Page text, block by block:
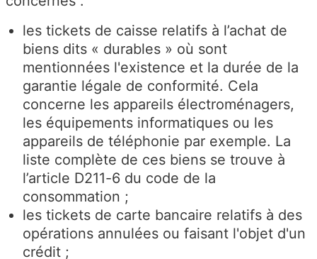
les tickets de caisse relatifs à l’achat de
biens dits « durables » où sont
mentionnées l'existence et la durée de la
garantie légale de conformité. Cela
concerne les appareils électroménagers,
les équipements informatiques ou les
appareils de téléphonie par exemple. La
liste complète de ces biens se trouve à
l’article D211-6 du code de la
consommation ;
les tickets de carte bancaire relatifs à des
opérations annulées ou faisant l'objet d'un
crédit ;